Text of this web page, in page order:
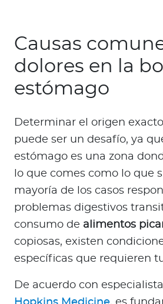
Causas
dolores en la
estómago
Determinar el origen
puede ser un desafío, ya
estómago es una zona
lo que comes como lo que
mayoría de los casos
problemas digestivos
consumo de alimentos
copiosas, existen
específicas que requieren
De acuerdo con